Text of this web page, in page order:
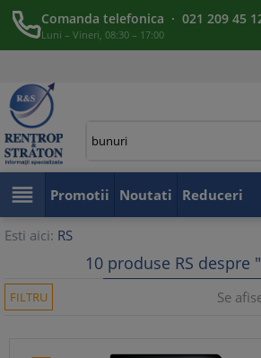
Comanda telefonica · 021 209 45
Luni – Vineri, 08:30 – 17:00
 Promotii Noutati Reduceri
Esti aici: RS
10 produse RS despre
FILTRU Se